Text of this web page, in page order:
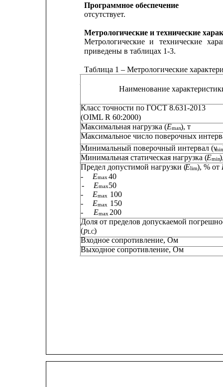
Программное обеспечение
отсутствует.
Метрологические и технические
Метрологические и технические
приведены в таблицах 1-3.
Таблица 1 – Метрологические
Наименование
Класс точности по ГОСТ 8.631-2013
(OIML R 60:2000)
Максимальная нагрузка (Emax), т
Максимальное число поверочных
Минимальный поверочный интервал (ν
Минимальная статическая нагрузка (Emin
Предел допустимой нагрузки (Elim), % от
-
Emax40
-
Emax 50
-
Emax
100
-
Emax
150
-
Emax 200
Доля от пределов допускаемой
(pLC)
Входное сопротивление, Ом
Выходное сопротивление, Ом